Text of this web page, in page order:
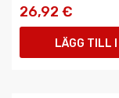
26,92 €
LÄGG TILL I